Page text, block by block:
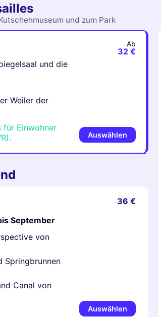
und zum Park
und die
Weiler der
für Einwohner
Ab
32 €
Auswählen
September
von
Springbrunnen
Canal von
36 €
Auswählen